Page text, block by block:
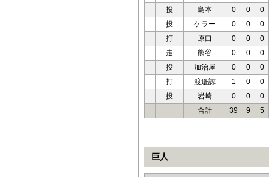
投
島本 0 0
0
投
ケラー 0 0
0
打
原口 0 0
0
走
熊谷 0 0
0
投
加治屋 0 0
0
打
渡邉諒 1 0
0
投
岩崎 0 0
0
合計
39 9 5
巨人